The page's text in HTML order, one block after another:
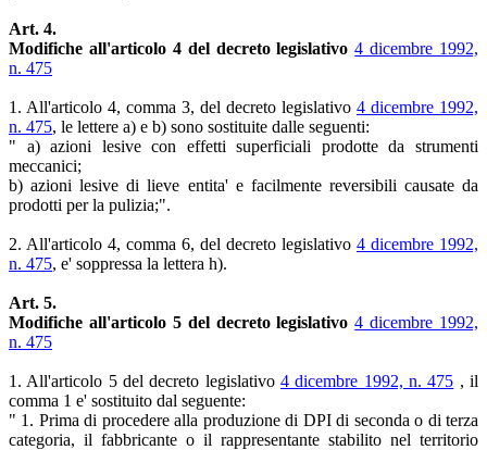
Art. 4.
Modifiche all'articolo 4 del decreto legislativo 4 dicembre 1992,
n. 475
1. All'articolo 4, comma 3, del decreto legislativo 4 dicembre 1992,
n. 475, le lettere a) e b) sono sostituite dalle seguenti:
" a) azioni lesive con effetti superficiali prodotte da strumenti
meccanici;
b) azioni lesive di lieve entita' e facilmente reversibili causate da
prodotti per la pulizia;".
2. All'articolo 4, comma 6, del decreto legislativo 4 dicembre 1992,
n. 475, e' soppressa la lettera h).
Art. 5.
Modifiche all'articolo 5 del decreto legislativo4 dicembre 1992,
n. 475
1. All'articolo 5 del decreto legislativo 4 dicembre 1992, n. 475 , il
comma 1 e' sostituito dal seguente:
" 1. Prima di procedere alla produzione di DPI di seconda o di terza
categoria, il fabbricante o il rappresentante stabilito nel territorio